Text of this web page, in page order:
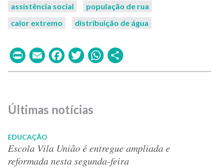
assistência social
população de rua
calor extremo
distribuição de água
PrintEmailFacebook
TwitterWhatsApp
Últimas notícias
EDUCAÇÃO
Escola Vila União é entregue ampliada e
reformada nesta segunda-feira